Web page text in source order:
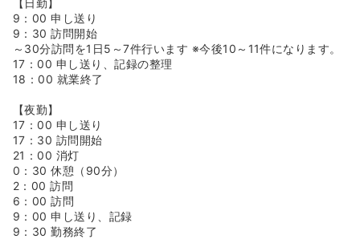
す。
<<大手ならではの充実の教育体制がございます★>>
◆入社後全体研修にてホスピスとはや在宅ならではの医療
機器の使い方を学びますので在宅未経験の方も安心して挑
◆現場配属後はOJTがつきサポートをします。入社後なに
を学んでいくかをチェックリスト形式で見える化されてい
ます。何からできるようになっていけばいいかが明確で
す。
<<キャリアアップを目指していくことも可能です！>>
◆等級制を導入しており現場職～主任～施設長～エリアマ
ネージャーなどキャリアアップをしていくことが可能で
す。
【日勤】
9：00 申し送り
9：30 訪問開始
～30分訪問を1日5～7件行います ※今後10～11件になります。
17：00 申し送り、記録の整理
18：00 就業終了
【夜勤】
17：00 申し送り
17：30 訪問開始
21：00 消灯
0：30 休憩（90分）
2：00 訪問
6：00 訪問
9：00 申し送り、記録
9：30 勤務終了